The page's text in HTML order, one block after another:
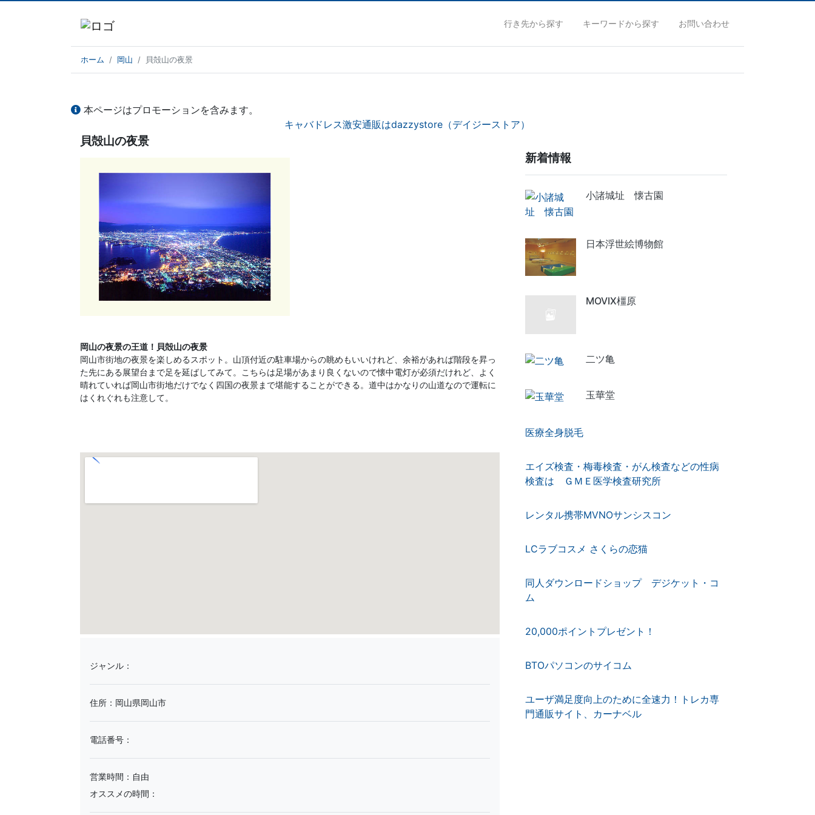
行き先から探す キーワードから探す お問い合わせ
ホーム 岡山 貝殻山の夜景
本ページはプロモーションを含みます。
キャバドレス激安通販はdazzystore（デイジーストア）
貝殻山の夜景
岡山の夜景の王道！貝殻山の夜景
岡山市街地の夜景を楽しめるスポット。山頂付近の駐車場からの眺めもいいけれど、余裕があれば階段を昇っ
た先にある展望台まで足を延ばしてみて。こちらは足場があまり良くないので懐中電灯が必須だけれど、よく
晴れていれば岡山市街地だけでなく四国の夜景まで堪能することができる。道中はかなりの山道なので運転に
はくれぐれも注意して。
ジャンル：
住所：岡山県岡山市
電話番号：
営業時間：自由
オススメの時間：
新着情報
小諸城址 懐古園
日本浮世絵博物館
MOVIX橿原
二ツ亀
玉華堂
医療全身脱毛
エイズ検査・梅毒検査・がん検査などの性病
検査は ＧＭＥ医学検査研究所
レンタル携帯MVNOサンシスコン
LCラブコスメ さくらの恋猫
同人ダウンロードショップ デジケット・コ
ム
20,000ポイントプレゼント！
BTOパソコンのサイコム
ユーザ満足度向上のために全速力！トレカ専
門通販サイト、カーナベル